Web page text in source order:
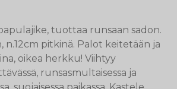
tuottaa runsaan sadon.
n.12cm pitkinä. Palot keitetään ja
oikea herkku! Viihtyy
runsasmultaisessa ja